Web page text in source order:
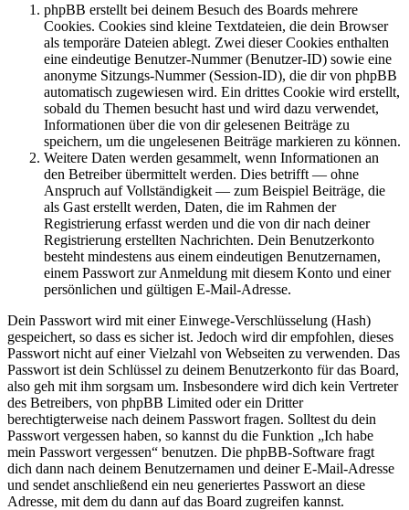
phpBB erstellt bei deinem Besuch des Boards mehrere
Cookies. Cookies sind kleine Textdateien, die dein Browser
als temporäre Dateien ablegt. Zwei dieser Cookies enthalten
eine eindeutige Benutzer-Nummer (Benutzer-ID) sowie eine
anonyme Sitzungs-Nummer (Session-ID), die dir von phpBB
automatisch zugewiesen wird. Ein drittes Cookie wird erstellt,
sobald du Themen besucht hast und wird dazu verwendet,
Informationen über die von dir gelesenen Beiträge zu
speichern, um die ungelesenen Beiträge markieren zu können.
Weitere Daten werden gesammelt, wenn Informationen an
den Betreiber übermittelt werden. Dies betrifft — ohne
Anspruch auf Vollständigkeit — zum Beispiel Beiträge, die
als Gast erstellt werden, Daten, die im Rahmen der
Registrierung erfasst werden und die von dir nach deiner
Registrierung erstellten Nachrichten. Dein Benutzerkonto
besteht mindestens aus einem eindeutigen Benutzernamen,
einem Passwort zur Anmeldung mit diesem Konto und einer
persönlichen und gültigen E-Mail-Adresse.
Dein Passwort wird mit einer Einwege-Verschlüsselung (Hash)
gespeichert, so dass es sicher ist. Jedoch wird dir empfohlen, dieses
Passwort nicht auf einer Vielzahl von Webseiten zu verwenden. Das
Passwort ist dein Schlüssel zu deinem Benutzerkonto für das Board,
also geh mit ihm sorgsam um. Insbesondere wird dich kein Vertreter
des Betreibers, von phpBB Limited oder ein Dritter
berechtigterweise nach deinem Passwort fragen. Solltest du dein
Passwort vergessen haben, so kannst du die Funktion „Ich habe
mein Passwort vergessen“ benutzen. Die phpBB-Software fragt
dich dann nach deinem Benutzernamen und deiner E-Mail-Adresse
und sendet anschließend ein neu generiertes Passwort an diese
Adresse, mit dem du dann auf das Board zugreifen kannst.